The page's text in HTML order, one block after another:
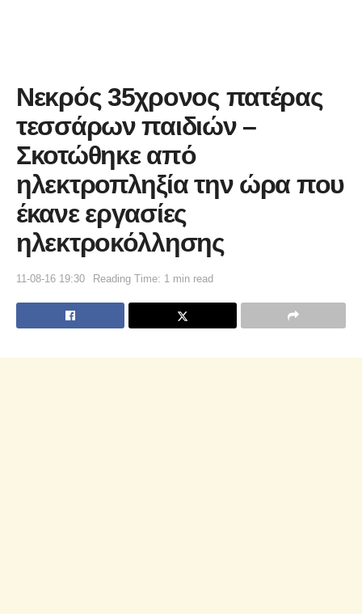
Νεκρός 35χρονος πατέρας
τεσσάρων παιδιών –
Σκοτώθηκε από
ηλεκτροπληξία την ώρα που
έκανε εργασίες
ηλεκτροκόλλησης
11-08-16 19:30 Reading Time: 1 min read